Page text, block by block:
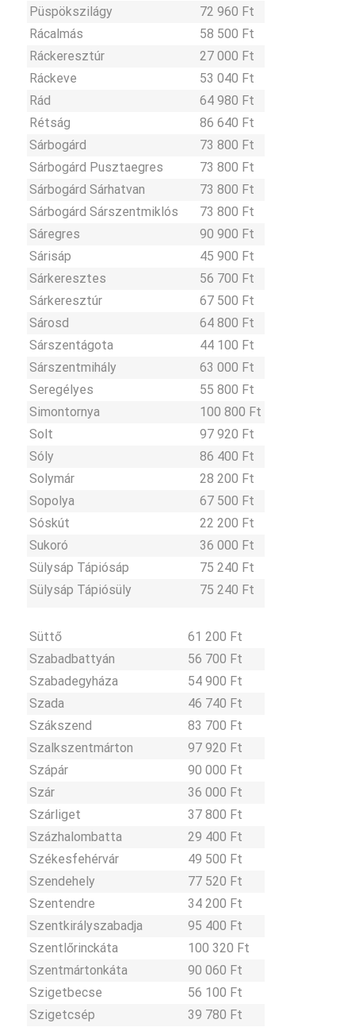
Püspökszilágy
72 960 Ft
Rácalmás
58 500 Ft
Ráckeresztúr
27 000 Ft
Ráckeve
53 040 Ft
Rád
64 980 Ft
Rétság
86 640 Ft
Sárbogárd
73 800 Ft
Sárbogárd Pusztaegres
73 800 Ft
Sárbogárd Sárhatvan
73 800 Ft
Sárbogárd Sárszentmiklós
73 800 Ft
Sáregres
90 900 Ft
Sárisáp
45 900 Ft
Sárkeresztes
56 700 Ft
Sárkeresztúr
67 500 Ft
Sárosd
64 800 Ft
Sárszentágota
44 100 Ft
Sárszentmihály
63 000 Ft
Seregélyes
55 800 Ft
Simontornya
100 800 Ft
Solt
97 920 Ft
Sóly
86 400 Ft
Solymár
28 200 Ft
Sopolya
67 500 Ft
Sóskút
22 200 Ft
Sukoró
36 000 Ft
Sülysáp Tápiósáp
75 240 Ft
Sülysáp Tápiósüly
75 240 Ft
Süttő
61 200 Ft
Szabadbattyán
56 700 Ft
Szabadegyháza
54 900 Ft
Szada
46 740 Ft
Szákszend
83 700 Ft
Szalkszentmárton
97 920 Ft
Szápár
90 000 Ft
Szár
36 000 Ft
Szárliget
37 800 Ft
Százhalombatta
29 400 Ft
Székesfehérvár
49 500 Ft
Szendehely
77 520 Ft
Szentendre
34 200 Ft
Szentkirályszabadja
95 400 Ft
Szentlőrinckáta
100 320 Ft
Szentmártonkáta
90 060 Ft
Szigetbecse
56 100 Ft
Szigetcsép
39 780 Ft